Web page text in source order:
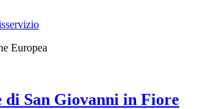
di San Giovanni in Fiore